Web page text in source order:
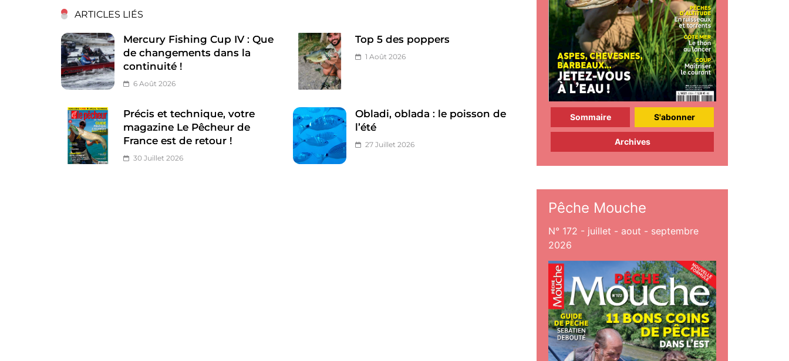
ARTICLES LIÉS
Mercury Fishing Cup IV : Que
de changements dans la
continuité !
6 Août 2026
Top 5 des poppers
1 Août 2026
Précis et technique, votre
magazine Le Pêcheur de
France est de retour !
30 Juillet 2026
Obladi, oblada : le poisson de
l’été
27 Juillet 2026
Sommaire S'abonner
Archives
Pêche Mouche
N° 172 - juillet - aout - septembre
2026